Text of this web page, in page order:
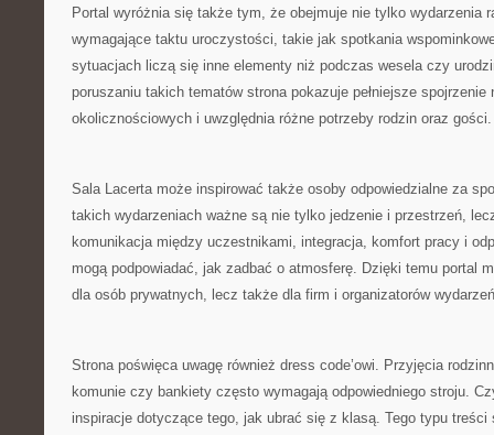
Portal wyróżnia się także tym, że obejmuje nie tylko wydarzenia
wymagające taktu uroczystości, takie jak spotkania
sytuacjach liczą się inne elementy niż podczas wesela czy
poruszaniu takich tematów strona pokazuje pełniejsze spojrzenie
okolicznościowych i uwzględnia różne potrzeby rodzin oraz gości.
Sala Lacerta może inspirować także osoby odpowiedzialne za
takich wydarzeniach ważne są nie tylko jedzenie i przestrzeń,
komunikacja między uczestnikami, integracja, komfort pracy i
mogą podpowiadać, jak zadbać o atmosferę. Dzięki temu portal
dla osób prywatnych, lecz także dla firm i organizatorów
Strona poświęca uwagę również dress code’owi. Przyjęcia
komunie czy bankiety często wymagają odpowiedniego stroju.
inspiracje dotyczące tego, jak ubrać się z klasą. Tego typu treści